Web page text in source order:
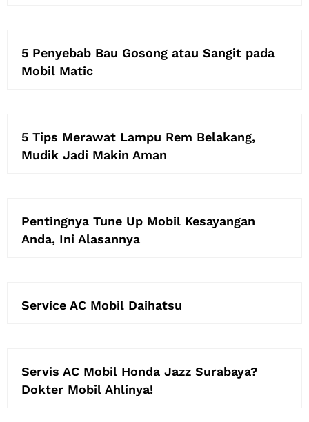
5 Penyebab Bau Gosong atau Sangit pada
Mobil Matic
5 Tips Merawat Lampu Rem Belakang,
Mudik Jadi Makin Aman
Pentingnya Tune Up Mobil Kesayangan
Anda, Ini Alasannya
Service AC Mobil Daihatsu
Servis AC Mobil Honda Jazz Surabaya?
Dokter Mobil Ahlinya!